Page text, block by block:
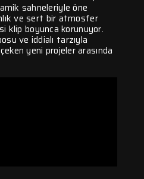
sahneleriyle öne
ve sert bir atmosfer
klip boyunca korunuyor.
ve iddialı tarzıyla
yeni projeler arasında